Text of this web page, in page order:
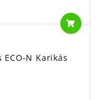
N Karikás